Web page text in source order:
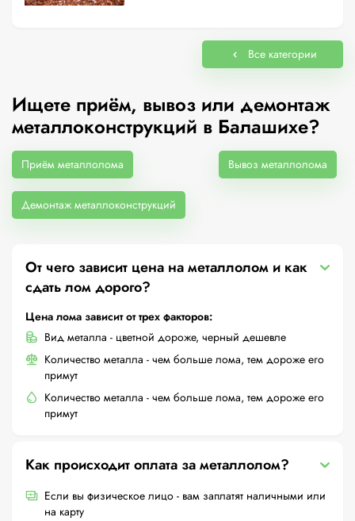
Все категории
Ищете приём, вывоз или демонтаж
металлоконструкций в Балашихе?
Приём металлолома Вывоз металлолома
Демонтаж металлоконструкций
От чего зависит цена на металлолом и как
сдать лом дорого?
Цена лома зависит от трех факторов:
Вид металла - цветной дороже, черный дешевле
Количество металла - чем больше лома, тем дороже его
примут
Количество металла - чем больше лома, тем дороже его
примут
Как происходит оплата за металлолом?
Если вы физическое лицо - вам заплатят наличными или
на карту